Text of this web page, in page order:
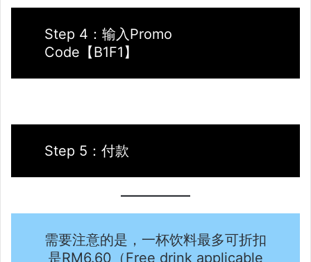
Step 4：输入Promo
Code【B1F1】
Step 5：付款
需要注意的是，一杯饮料最多可折扣
是RM6.60（Free drink applicable